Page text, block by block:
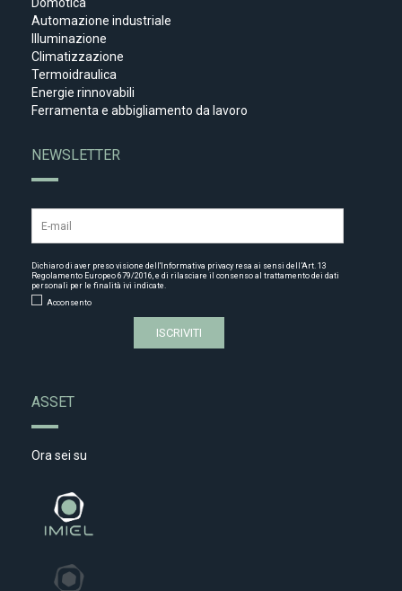
Domotica
Automazione industriale
Illuminazione
Climatizzazione
Termoidraulica
Energie rinnovabili
Ferramenta e abbigliamento da lavoro
NEWSLETTER
Dichiaro di aver preso visione dell' Informativa privacy resa ai sensi dell’Art. 13
Regolamento Europeo 679/2016, e di rilasciare il consenso al trattamento dei dati
personali per le finalità ivi indicate.
Acconsento
ASSET
Ora sei su